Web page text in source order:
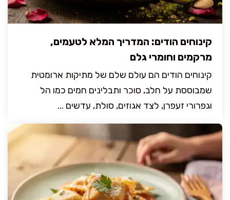
קינוחים הודים: המדריך המלא לטעמים,
מרקמים וחומרי גלם
קינוחים הודים הם עולם שלם של מתיקות ארומטית
שמבוססת על חלב, סוכר ותבלינים חמים כמו הל
וגפרורי זעפרן, לצד אגוזים, סולת, עדשים ...